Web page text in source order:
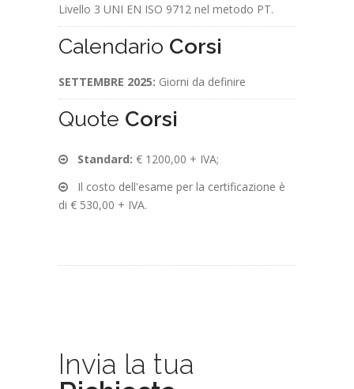
Livello 3 UNI EN ISO 9712 nel metodo PT.
Calendario Corsi
SETTEMBRE 2025: Giorni da definire
Quote Corsi
Standard: € 1200,00 + IVA;
Il costo dell'esame per la certificazione è
di € 530,00 + IVA.
Invia la tua